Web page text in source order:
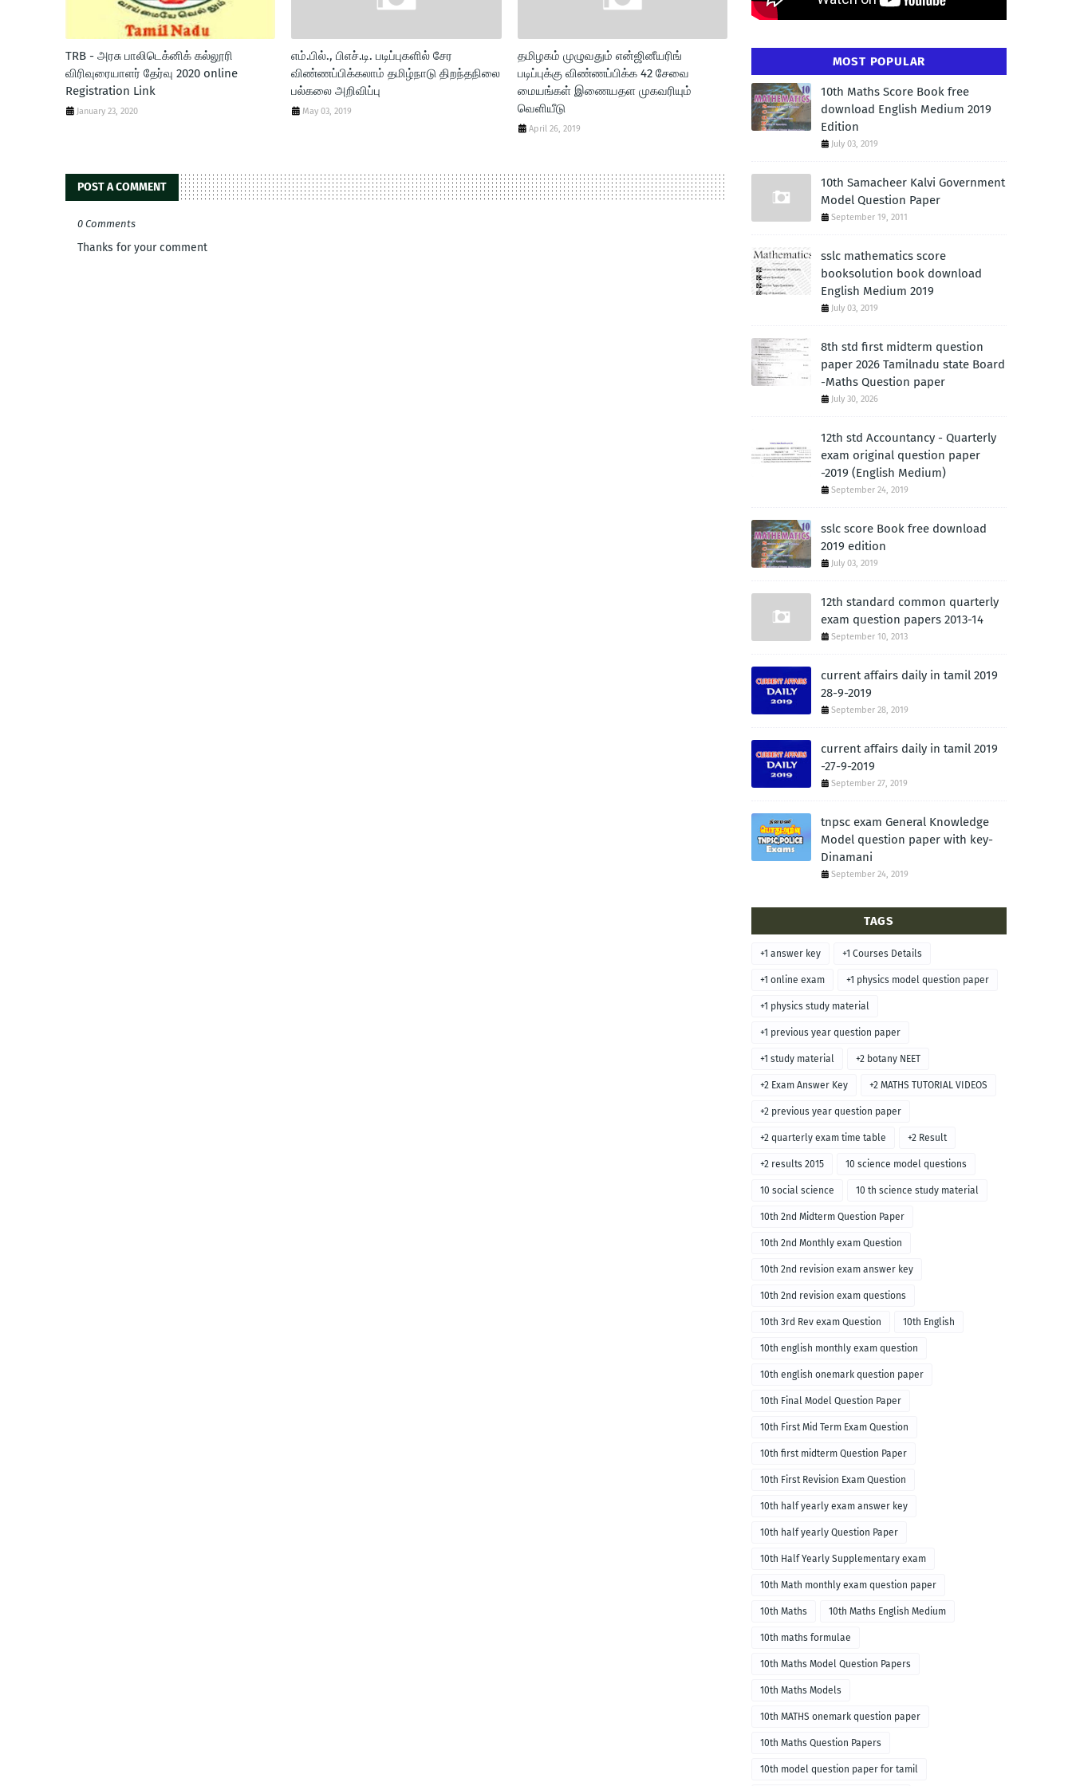
TRB - அரசு பாலிடெக்னிக் கல்லூரி
விரிவுரையாளர் தேர்வு 2020 online
Registration Link
January 23, 2020
எம்.பில்., பிஎச்.டி. படிப்புகளில் சேர
விண்ணப்பிக்கலாம் தமிழ்நாடு திறந்தநிலை
பல்கலை அறிவிப்பு
May 03, 2019
தமிழகம் முழுவதும் என்ஜினீயரிங்
படிப்புக்கு விண்ணப்பிக்க 42 சேவை
மையங்கள் இணையதள முகவரியும்
வெளியீடு
April 26, 2019
POST A COMMENT
0 Comments
Thanks for your comment
MOST POPULAR
10th Maths Score Book free
download English Medium 2019
Edition
July 03, 2019
10th Samacheer Kalvi Government
Model Question Paper
September 19, 2011
sslc mathematics score
booksolution book download
English Medium 2019
July 03, 2019
8th std first midterm question
paper 2026 Tamilnadu state Board
-Maths Question paper
July 30, 2026
12th std Accountancy - Quarterly
exam original question paper
-2019 (English Medium)
September 24, 2019
sslc score Book free download
2019 edition
July 03, 2019
12th standard common quarterly
exam question papers 2013-14
September 10, 2013
current affairs daily in tamil 2019
28-9-2019
September 28, 2019
current affairs daily in tamil 2019
-27-9-2019
September 27, 2019
tnpsc exam General Knowledge
Model question paper with key-
Dinamani
September 24, 2019
TAGS
+1 answer key +1 Courses Details
+1 online exam +1 physics model question paper
+1 physics study material
+1 previous year question paper
+1 study material +2 botany NEET
+2 Exam Answer Key +2 MATHS TUTORIAL VIDEOS
+2 previous year question paper
+2 quarterly exam time table +2 Result
+2 results 2015 10 science model questions
10 social science 10 th science study material
10th 2nd Midterm Question Paper
10th 2nd Monthly exam Question
10th 2nd revision exam answer key
10th 2nd revision exam questions
10th 3rd Rev exam Question 10th English
10th english monthly exam question
10th english onemark question paper
10th Final Model Question Paper
10th First Mid Term Exam Question
10th first midterm Question Paper
10th First Revision Exam Question
10th half yearly exam answer key
10th half yearly Question Paper
10th Half Yearly Supplementary exam
10th Math monthly exam question paper
10th Maths 10th Maths English Medium
10th maths formulae
10th Maths Model Question Papers
10th Maths Models
10th MATHS onemark question paper
10th Maths Question Papers
10th model question paper for tamil